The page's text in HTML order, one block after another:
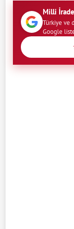
Milli
Türkiye ve
Google